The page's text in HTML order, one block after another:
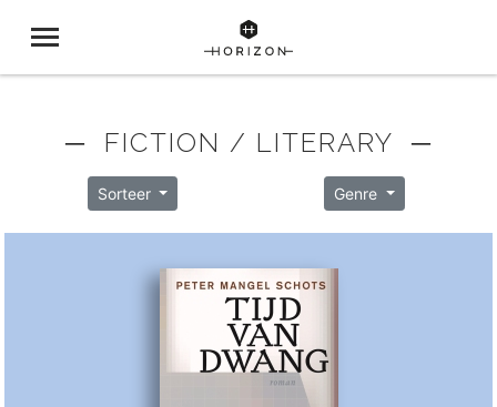
─ FICTION / LITERARY ─
Sorteer Genre